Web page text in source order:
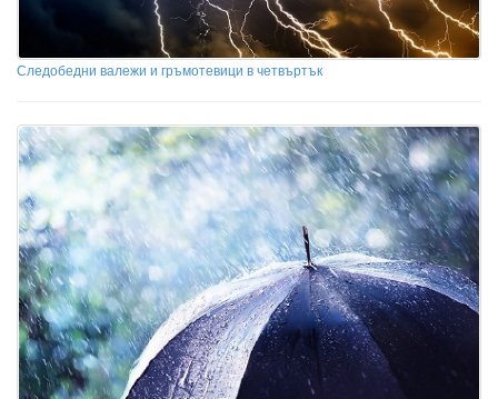
Следобедни валежи и гръмотевици в четвъртък